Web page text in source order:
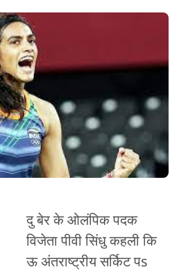
दु बेर के ओलंपिक पदक
विजेता पीवी सिंधु कहली कि
ऊ अंतराष्ट्रीय सर्किट पs